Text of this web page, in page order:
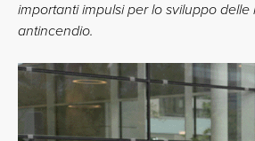
importanti impulsi per lo sviluppo
antincendio.